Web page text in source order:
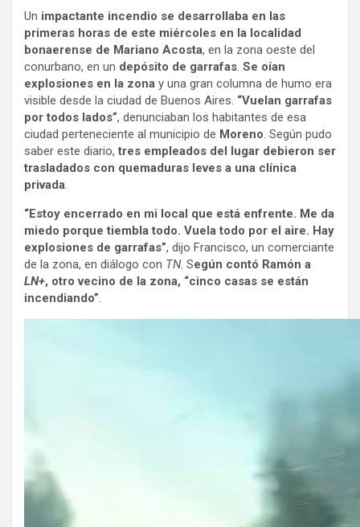
Un impactante incendio se desarrollaba en las
primeras horas de este miércoles en la localidad
bonaerense de Mariano Acosta, en la zona oeste del
conurbano, en un depósito de garrafas Se oían
explosiones en la zona y una gran columna de humo era
visible desde la ciudad de Buenos Aires. “Vuelan garrafas
por todos lados”, denunciaban los habitantes de esa
ciudad perteneciente al municipio de Moreno . Según pudo
saber este diario,tres empleados del lugar debieron ser
trasladados con quemaduras leves a una clínica
privada
“Estoy encerrado en mi local que está enfrente. Me da
miedo porque tiembla todo. Vuela todo por el aire. Hay
explosiones de garrafas”, dijo Francisco, un comerciante
de la zona, en diálogo con TN. Según contó Ramón a
LN+, otro vecino de la zona, “cinco casas se están
incendiando”